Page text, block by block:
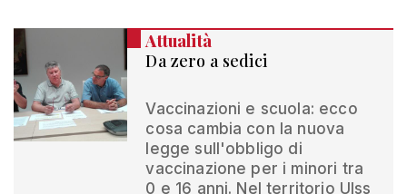
Attualità
Da zero a sedici
Vaccinazioni e scuola: ecco
cosa cambia con la nuova
legge sull'obbligo di
vaccinazione per i minori tra
0 e 16 anni. Nel territorio Ulss